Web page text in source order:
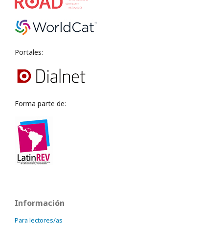
Portales:
Forma parte de:
Información
Para lectores/as